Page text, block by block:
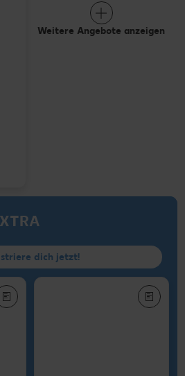
Weitere Angebote anzeigen
dich jetzt!